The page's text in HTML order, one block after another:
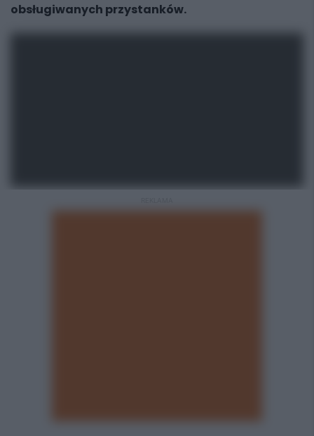
obsługiwanych przystanków.